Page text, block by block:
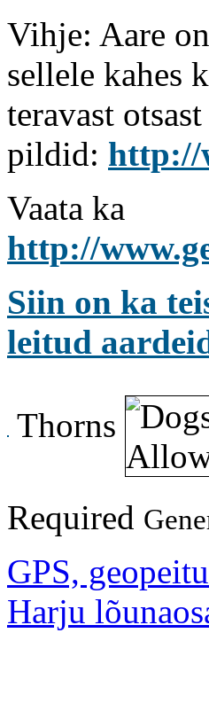
Vihje: Aare
sellele kahes
teravast
pildid: http://
Vaata ka
http://
Siin on ka
leitud
Thorns
Required
GPS,
Harju